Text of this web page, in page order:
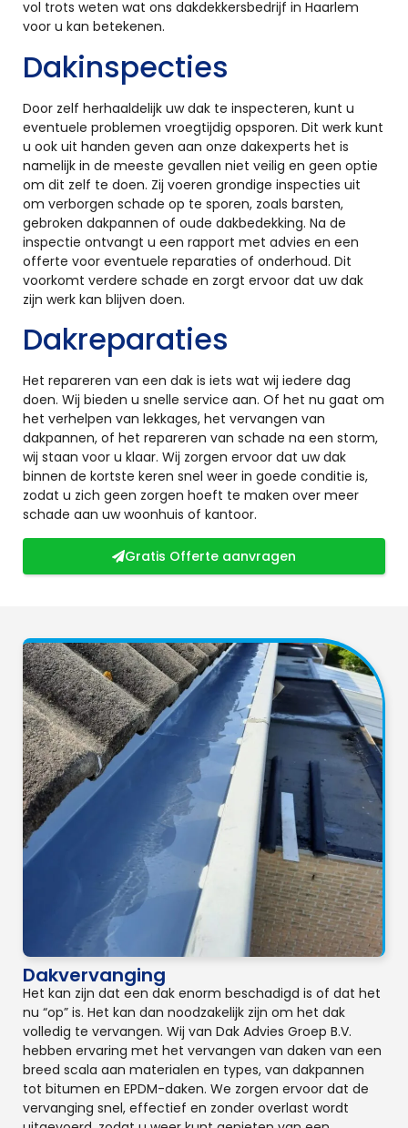
vol trots weten wat ons dakdekkersbedrijf in Haarlem
voor u kan betekenen.
Dakinspecties
Door zelf herhaaldelijk uw dak te inspecteren, kunt u
eventuele problemen vroegtijdig opsporen. Dit werk kunt
u ook uit handen geven aan onze dakexperts het is
namelijk in de meeste gevallen niet veilig en geen optie
om dit zelf te doen. Zij voeren grondige inspecties uit
om verborgen schade op te sporen, zoals barsten,
gebroken dakpannen of oude dakbedekking. Na de
inspectie ontvangt u een rapport met advies en een
offerte voor eventuele reparaties of onderhoud. Dit
voorkomt verdere schade en zorgt ervoor dat uw dak
zijn werk kan blijven doen.
Dakreparaties
Het repareren van een dak is iets wat wij iedere dag
doen. Wij bieden u snelle service aan. Of het nu gaat om
het verhelpen van lekkages, het vervangen van
dakpannen, of het repareren van schade na een storm,
wij staan voor u klaar. Wij zorgen ervoor dat uw dak
binnen de kortste keren snel weer in goede conditie is,
zodat u zich geen zorgen hoeft te maken over meer
schade aan uw woonhuis of kantoor.
Gratis Offerte aanvragen
Dakvervanging
Het kan zijn dat een dak enorm beschadigd is of dat het
nu “op” is. Het kan dan noodzakelijk zijn om het dak
volledig te vervangen. Wij van Dak Advies Groep B.V.
hebben ervaring met het vervangen van daken van een
breed scala aan materialen en types, van dakpannen
tot bitumen en EPDM-daken. We zorgen ervoor dat de
vervanging snel, effectief en zonder overlast wordt